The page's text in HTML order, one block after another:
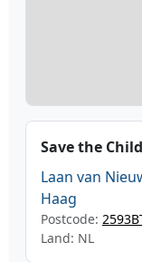
Save the
Laan van
Haag
Postcode:
Land: NL